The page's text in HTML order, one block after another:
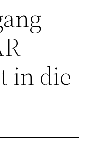
in die